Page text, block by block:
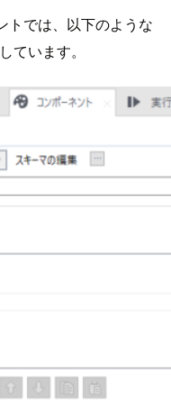
トでは、以下のような
ています。